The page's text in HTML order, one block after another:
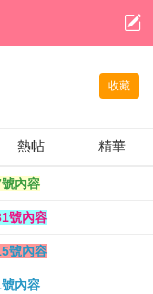
收藏
熱帖 精華
內容
號內容
號內容
內容